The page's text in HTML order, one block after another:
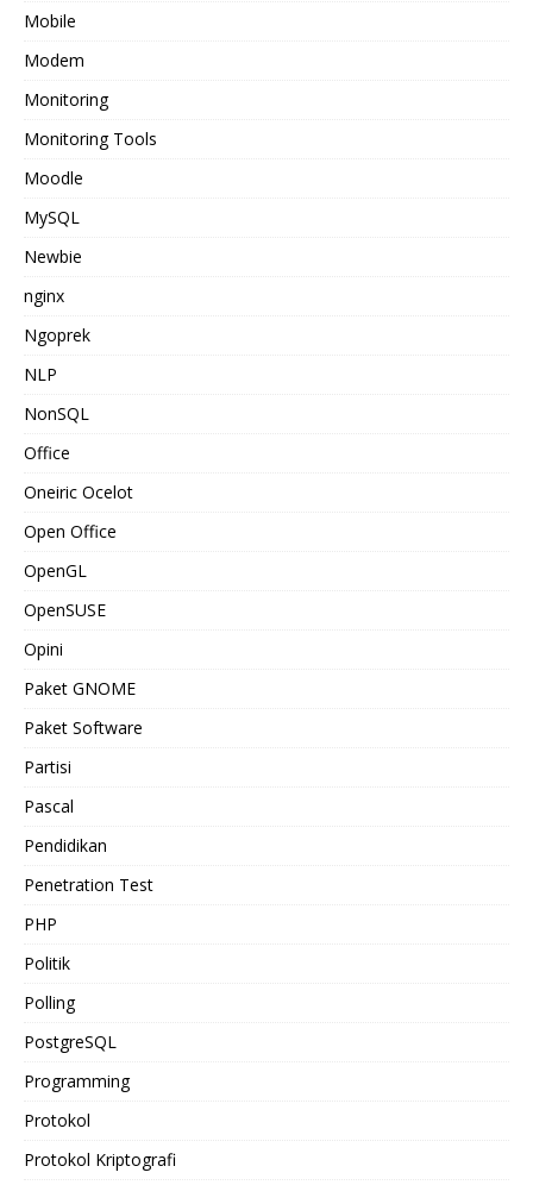
Mobile
Modem
Monitoring
Monitoring Tools
Moodle
MySQL
Newbie
nginx
Ngoprek
NLP
NonSQL
Office
Oneiric Ocelot
Open Office
OpenGL
OpenSUSE
Opini
Paket GNOME
Paket Software
Partisi
Pascal
Pendidikan
Penetration Test
PHP
Politik
Polling
PostgreSQL
Programming
Protokol
Protokol Kriptografi